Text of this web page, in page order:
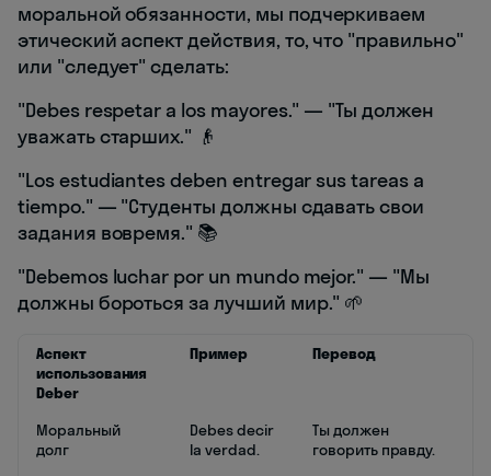
моральной обязанности, мы подчеркиваем
этический аспект действия, то, что "правильно"
или "следует" сделать:
"Debes respetar a los mayores." — "Ты должен
уважать старших." 👴
"Los estudiantes deben entregar sus tareas a
tiempo." — "Студенты должны сдавать свои
задания вовремя." 📚
"Debemos luchar por un mundo mejor." — "Мы
должны бороться за лучший мир." 🌱
Аспект
использования
Deber
Пример Перевод
Моральный
долг
Debes decir
la verdad.
Ты должен
говорить правду.